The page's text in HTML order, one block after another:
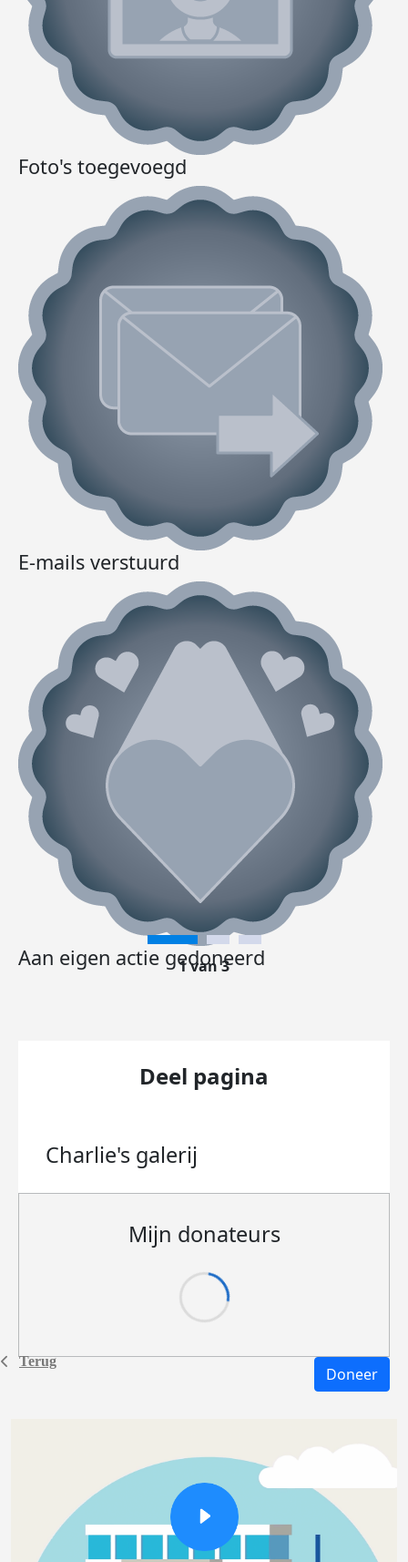
Terug
Foto's toegevoegd
E-mails verstuurd
Aan eigen actie gedoneerd
1 van 3
Deel pagina
Charlie's galerij
Mijn donateurs
Doneer